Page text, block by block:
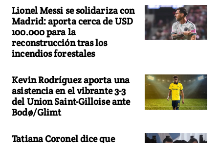
Lionel Messi se solidariza con
Madrid: aporta cerca de USD
100.000 para la
reconstrucción tras los
incendios forestales
Kevin Rodríguez aporta una
asistencia en el vibrante 3-3
del Union Saint-Gilloise ante
Bodø/Glimt
Tatiana Coronel dice que